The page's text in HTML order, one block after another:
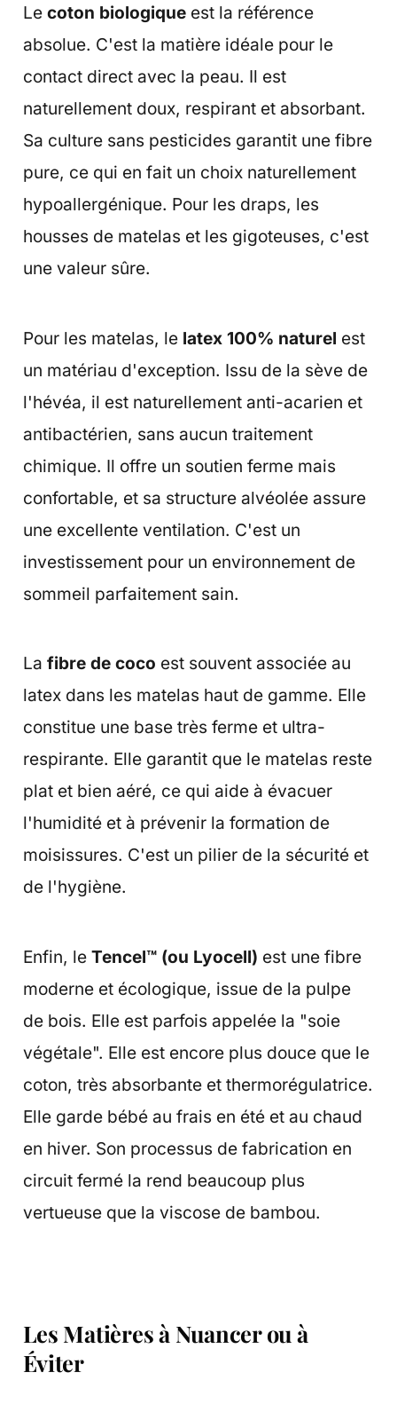
Le coton biologiqueest la référence
absolue. C'est la matière idéale pour le
contact direct avec la peau. Il est
naturellement doux, respirant et absorbant.
Sa culture sans pesticides garantit une fibre
pure, ce qui en fait un choix naturellement
hypoallergénique. Pour les draps, les
housses de matelas et les gigoteuses, c'est
une valeur sûre.
Pour les matelas, le latex 100% naturel est
un matériau d'exception. Issu de la sève de
l'hévéa, il est naturellement anti-acarien et
antibactérien, sans aucun traitement
chimique. Il offre un soutien ferme mais
confortable, et sa structure alvéolée assure
une excellente ventilation. C'est un
investissement pour un environnement de
sommeil parfaitement sain.
La fibre de coco est souvent associée au
latex dans les matelas haut de gamme. Elle
constitue une base très ferme et ultra-
respirante. Elle garantit que le matelas reste
plat et bien aéré, ce qui aide à évacuer
l'humidité et à prévenir la formation de
moisissures. C'est un pilier de la sécurité et
de l'hygiène.
Enfin, le Tencel™ (ou Lyocell) est une fibre
moderne et écologique, issue de la pulpe
de bois. Elle est parfois appelée la "soie
végétale". Elle est encore plus douce que le
coton, très absorbante et thermorégulatrice.
Elle garde bébé au frais en été et au chaud
en hiver. Son processus de fabrication en
circuit fermé la rend beaucoup plus
vertueuse que la viscose de bambou.
Les Matières à Nuancer ou à
Éviter